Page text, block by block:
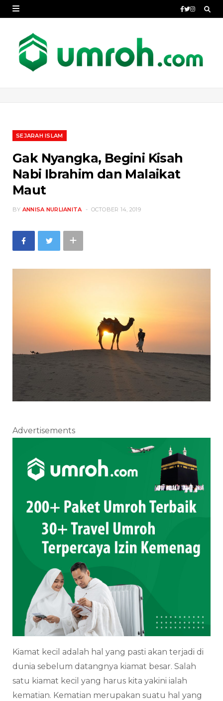
SEJARAH ISLAM
Gak Nyangka, Begini Kisah
Nabi Ibrahim dan Malaikat
Maut
BY ANNISA NURLIANITA OCTOBER 14, 2019
Advertisements
Kiamat kecil adalah hal yang pasti akan terjadi di
dunia sebelum datangnya kiamat besar. Salah
satu kiamat kecil yang harus kita yakini ialah
kematian. Kematian merupakan suatu hal yang